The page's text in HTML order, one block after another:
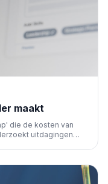
maakt
die de kosten van
uitdagingen